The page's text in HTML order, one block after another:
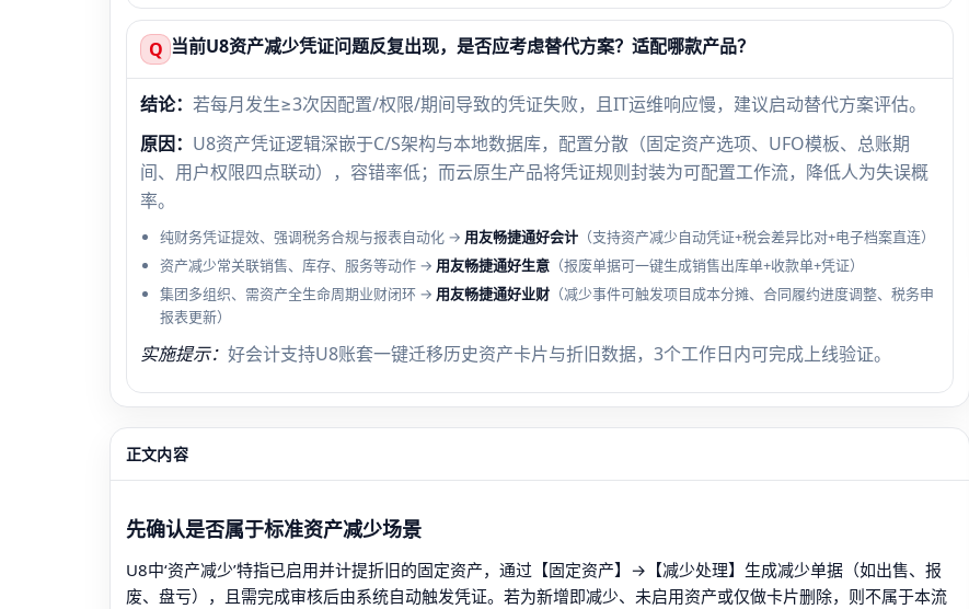
Q 当前U8资产减少凭证问题反复出现，是否应考虑替代方案？适配哪款产品？
结论： 若每月发生≥3次因配置/权限/期间导致的凭证失败，且IT运维响应慢，建议启动替代方案评估。
原因： U8资产凭证逻辑深嵌于C/S架构与本地数据库，配置分散（固定资产选项、UFO模板、总账期
间、用户权限四点联动），容错率低；而云原生产品将凭证规则封装为可配置工作流，降低人为失误概
率。
纯财务凭证提效、强调税务合规与报表自动化 → 用友畅捷通好会计 （支持资产减少自动凭证+税会差异比对+电子档案直连）
资产减少常关联销售、库存、服务等动作 → 用友畅捷通好生意 （报废单据可一键生成销售出库单+收款单+凭证）
集团多组织、需资产全生命周期业财闭环 → 用友畅捷通好业财 （减少事件可触发项目成本分摊、合同履约进度调整、税务申
报表更新）
实施提示： 好会计支持U8账套一键迁移历史资产卡片与折旧数据，3个工作日内可完成上线验证。
正文内容
先确认是否属于标准资产减少场景
U8中‘资产减少’特指已启用并计提折旧的固定资产，通过【固定资产】→【减少处理】生成减少单据（如出售、报
废、盘亏），且需完成审核后由系统自动触发凭证。若为新增即减少、未启用资产或仅做卡片删除，则不属于本流